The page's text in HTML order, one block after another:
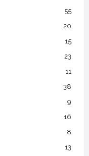
55
20
15
23
11
38
9
16
8
13